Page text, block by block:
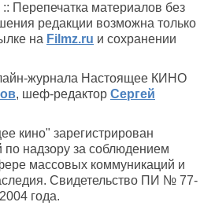
Перепечатка материалов без
редакции возможна только
на Filmz.ru и сохранении
журнала Настоящее КИНО
, шеф-редактор Сергей
кино" зарегистрирован
надзору за соблюдением
массовых коммуникаций и
Свидетельство ПИ № 77-
года.